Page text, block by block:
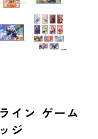
イン ゲーム
ジ